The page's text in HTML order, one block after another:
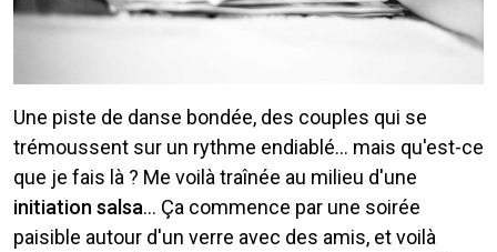
Une piste de danse bondée, des couples qui se
trémoussent sur un rythme endiablé... mais qu'est-ce
que je fais là ? Me voilà traînée au milieu d'une
initiation salsa... Ça commence par une soirée
paisible autour d'un verre avec des amis, et voilà